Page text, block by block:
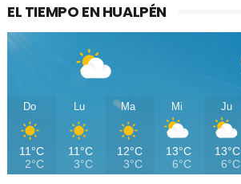
EL TIEMPO EN HUALPÉN
Do
11°C
2°C
Lu
11°C
3°C
Ma
12°C
3°C
Mi
13°C
6°C
Ju
13°C
6°C